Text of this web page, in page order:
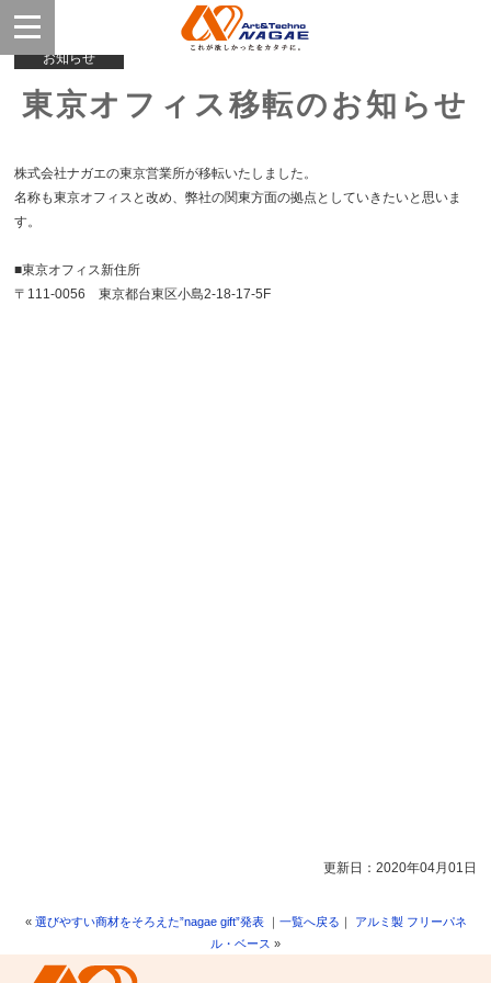
お知らせ
東京オフィス移転のお知らせ
株式会社ナガエの東京営業所が移転いたしました。
名称も東京オフィスと改め、弊社の関東方面の拠点としていきたいと思いま
す。
■東京オフィス新住所
〒111-0056 東京都台東区小島2-18-17-5F
更新日：2020年04月01日
« 選びやすい商材をそろえた”nagae gift”発表｜ 一覧へ戻る ｜
アルミ製 フリーパネ
ル・ベース »